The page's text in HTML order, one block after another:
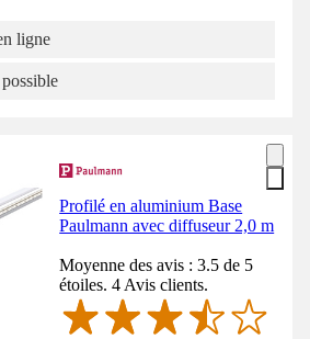
ligne
Profilé en aluminium Base
Paulmann avec diffuseur 2,0 m
Moyenne des avis : 3.5 de 5
étoiles. 4 Avis clients.